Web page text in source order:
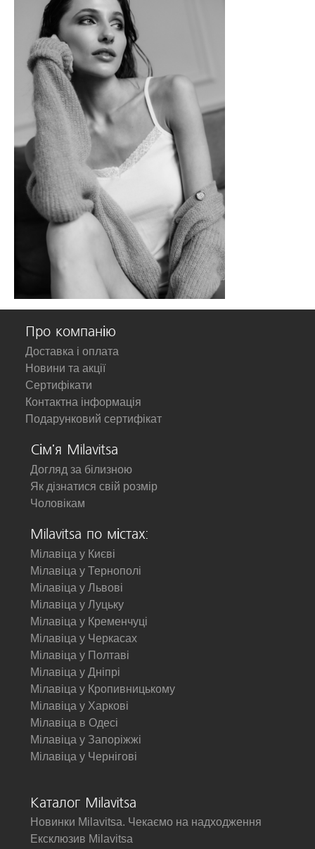
Про компанію
Доставка і оплата
Новини та акції
Сертифікати
Контактна інформація
Подарунковий сертифікат
Сім'я Milavitsa
Догляд за білизною
Як дізнатися свій розмір
Чоловікам
Milavitsa по містах:
Мілавіца у Києві
Мілавіца у Тернополі
Мілавіца у Львові
Мілавіца у Луцьку
Мілавіца у Кременчуці
Мілавіца у Черкасах
Мілавіца у Полтаві
Мілавіца у Дніпрі
Мілавіца у Кропивницькому
Мілавіца у Харкові
Мілавіца в Одесі
Мілавіца у Запоріжжі
Мілавіца у Чернігові
Каталог Milavitsa
Новинки Milavitsa. Чекаємо на надходження
Ексклюзив Milavitsa